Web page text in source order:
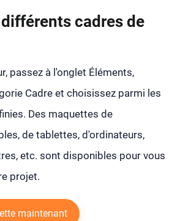
cadres de
passez à l'onglet Éléments,
Cadre et choisissez parmi les
Des maquettes de
de tablettes, d'ordinateurs,
etc. sont disponibles pour vous
projet.
maintenant